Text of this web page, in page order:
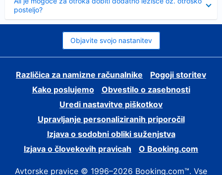
posteljo?
Objavite svojo nastanitev
Različica za namizne računalnike
Pogoji storitev
Kako poslujemo
Obvestilo o zasebnosti
Uredi nastavitve piškotkov
Upravljanje personaliziranih priporočil
Izjava o sodobni obliki suženjstva
Izjava o človekovih pravicah
O Booking.com
Avtorske pravice © 1996–2026 Booking.com™. Vse